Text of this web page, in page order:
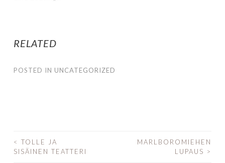
RELATED
POSTED IN UNCATEGORIZED
< TOLLE JA
SISÄINEN TEATTERI
MARLBOROMIEHEN
LUPAUS >